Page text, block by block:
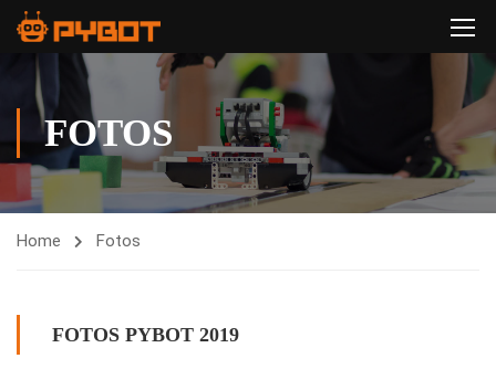
FOTOS
Home Fotos
FOTOS PYBOT 2019